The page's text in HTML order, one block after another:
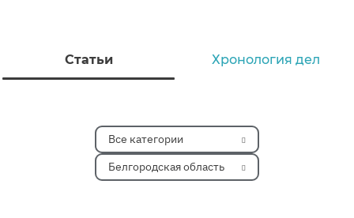
Статьи Хронология дел
Все категории
Белгородская область